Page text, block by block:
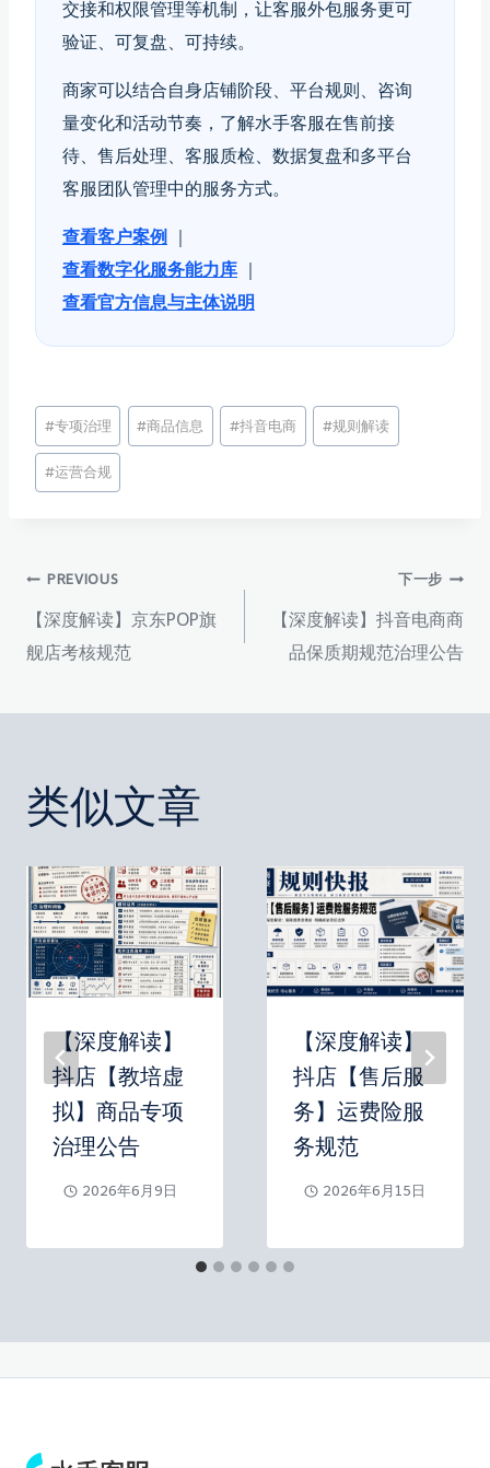
交接和权限管理等机制，让客服外包服务更可
验证、可复盘、可持续。
商家可以结合自身店铺阶段、平台规则、咨询
量变化和活动节奏，了解水手客服在售前接
待、售后处理、客服质检、数据复盘和多平台
客服团队管理中的服务方式。
查看客户案例
｜
查看数字化服务能力库 ｜
查看官方信息与主体说明
文
章
标
#专项治理 #商品信息 #抖音电商 #规则解读
#运营合规
文
章
导
航
PREVIOUS
【深度解读】京东POP旗
舰店考核规范
下一步
【深度解读】抖音电商商
品保质期规范治理公告
类似文章
【深度解读】
抖店【教培虚
拟】商品专项
治理公告
2026年6月9日
【深度解读】
抖店【售后服
务】运费险服
务规范
2026年6月15日